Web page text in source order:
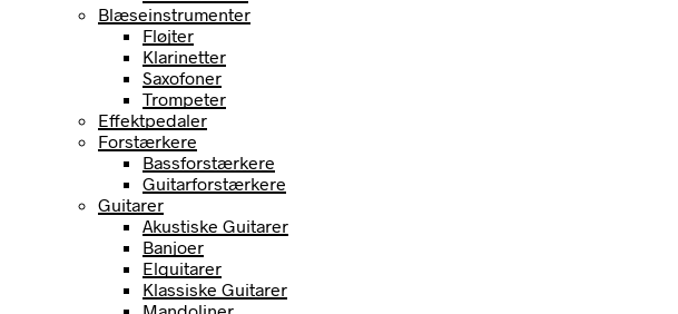
Blæseinstrumenter
Fløjter
Klarinetter
Saxofoner
Trompeter
Effektpedaler
Forstærkere
Bassforstærkere
Guitarforstærkere
Guitarer
Akustiske Guitarer
Banjoer
Elguitarer
Klassiske Guitarer